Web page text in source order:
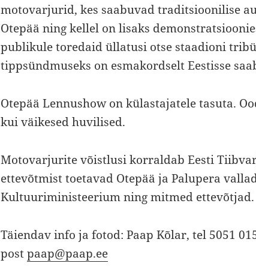
motovarjurid, kes saabuvad traditsioonilise
Otepää ning kellel on lisaks
publikule toredaid üllatusi otse staadioni
tippsündmuseks on esmakordselt Eestisse
Otepää Lennushow on külastajatele tasuta.
kui väikesed huvilised.
Motovarjurite võistlusi korraldab Eesti
ettevõtmist toetavad Otepää ja Palupera
Kultuuriministeerium ning mitmed ettevõtjad.
Täiendav info ja fotod: Paap Kõlar, tel 5051
postpaap@paap.ee